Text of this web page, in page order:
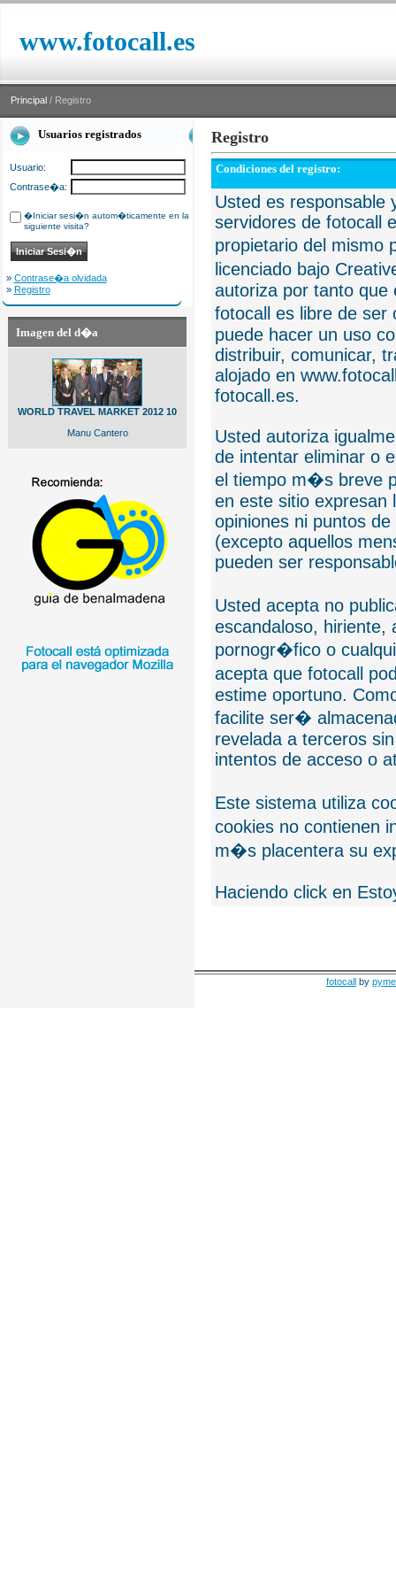
www.fotocall.es
Principal / Registro
Usuarios registrados
Usuario:
Contrase�a:
�Iniciar sesi�n autom�ticamente en la
siguiente visita?
» Contrase�a olvidada
» Registro
Imagen del d�a
WORLD TRAVEL MARKET 2012 10
Manu Cantero
Registro
Condiciones del registro:
Usted es responsable
servidores de fotocall
propietario del mismo
licenciado bajo
autoriza por tanto que
fotocall es libre de
puede hacer un uso
distribuir, comunicar,
alojado en
fotocall.es.
Usted autoriza
de intentar eliminar o
el tiempo m�s breve
en este sitio expresan
opiniones ni puntos
(excepto aquellos
pueden ser
Usted acepta no
escandaloso, hiriente,
pornogr�fico o
acepta que fotocall
estime oportuno.
facilite ser�
revelada a terceros
intentos de acceso o
Este sistema utiliza
cookies no contienen
m�s placentera su
Haciendo click en
fotocall by